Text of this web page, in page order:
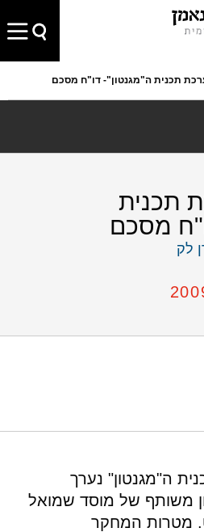
תכנית ה"מגנטון"- דו"ח מסכם
תכנית
מסכם
לק
ה"מגנטון" נערך
במימון משותף של מוסד שמואל
מטרות המחקר